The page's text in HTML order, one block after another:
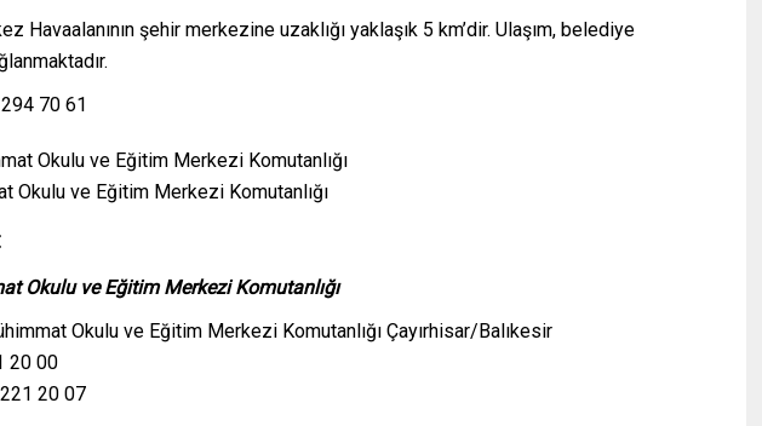
Havaalanının şehir merkezine uzaklığı yaklaşık 5 km’dir. Ulaşım, belediye
70 61
Okulu ve Eğitim Merkezi Komutanlığı
Okulu ve Eğitim Merkezi Komutanlığı
Okulu ve Eğitim Merkezi Komutanlığı Çayırhisar/Balıkesir
20 00
20 07